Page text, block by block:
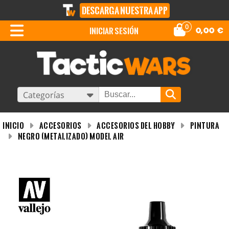
DESCARGA NUESTRA APP
0 0,00 €
iniciar sesión
Categorías
INICIO Accesorios Accesorios del Hobby
Pintura
Negro (Metalizado) Model Air